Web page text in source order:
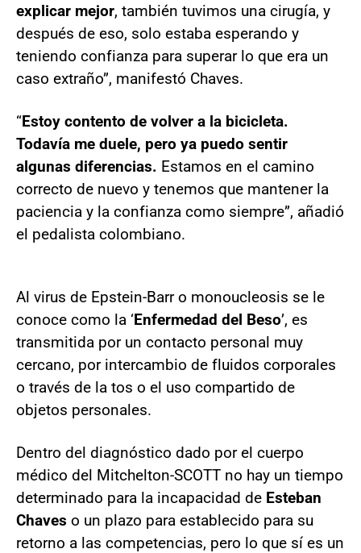
explicar mejor, también tuvimos una cirugía, y
después de eso, solo estaba esperando y
teniendo confianza para superar lo que era un
caso extraño”, manifestó Chaves.
“Estoy contento de volver a la bicicleta.
Todavía me duele, pero ya puedo sentir
algunas diferencias. Estamos en el camino
correcto de nuevo y tenemos que mantener la
paciencia y la confianza como siempre”, añadió
el pedalista colombiano.
Al virus de Epstein-Barr o monoucleosis se le
conoce como la ‘Enfermedad del Beso’, es
transmitida por un contacto personal muy
cercano, por intercambio de fluidos corporales
o través de la tos o el uso compartido de
objetos personales.
Dentro del diagnóstico dado por el cuerpo
médico del Mitchelton-SCOTT no hay un tiempo
determinado para la incapacidad de Esteban
Chaves o un plazo para establecido para su
retorno a las competencias, pero lo que sí es un